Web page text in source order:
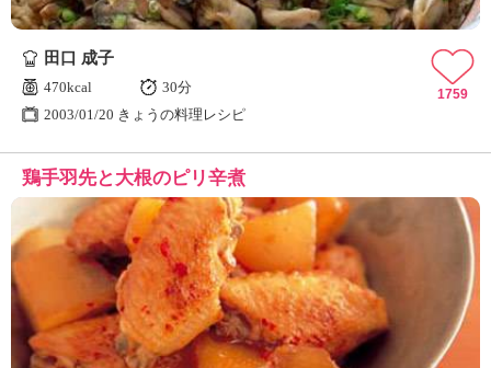
田口 成子
470kcal
30分
2003/01/20 きょうの料理レシピ
1759
鶏手羽先と大根のピリ辛煮